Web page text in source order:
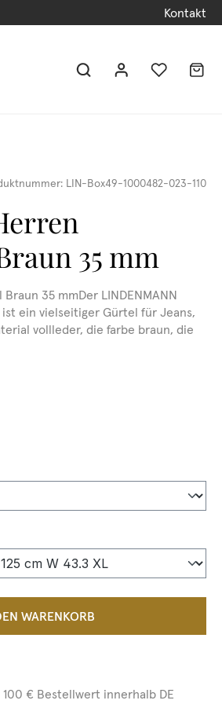
Kontakt
LIN-Box49-1000482-023-110
35 mm
35 mmDer LINDENMANN
ein vielseitiger Gürtel für Jeans,
vollleder, die farbe braun, die
gewünschten Wert
WARENKORB
€ Bestellwert innerhalb DE